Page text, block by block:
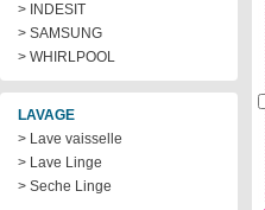
> INDESIT
> SAMSUNG
> WHIRLPOOL
LAVAGE
> Lave vaisselle
> Lave Linge
> Seche Linge